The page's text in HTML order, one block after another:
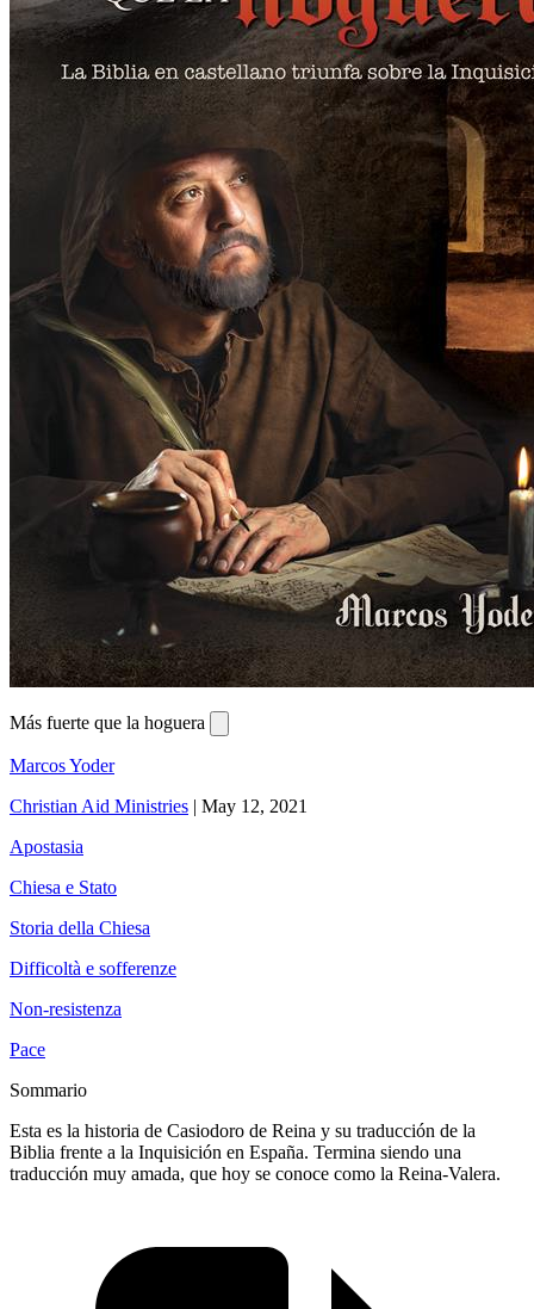
Más fuerte que la hoguera
Marcos Yoder
Christian Aid Ministries | May 12, 2021
Apostasia
Chiesa e Stato
Storia della Chiesa
Difficoltà e sofferenze
Non-resistenza
Pace
Sommario
Esta es la historia de Casiodoro de Reina y su traducción de la
Biblia frente a la Inquisición en España. Termina siendo una
traducción muy amada, que hoy se conoce como la Reina-Valera.